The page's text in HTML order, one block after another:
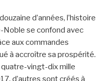
d’années, l’histoire
Noble se confond avec
aux commandes
à accroître sa prospérité.
quatre-vingt-dix mille
d’autres sont créés à